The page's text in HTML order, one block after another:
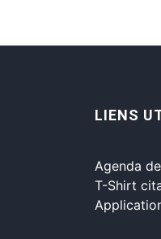
LIENS
Agenda
T-Shirt